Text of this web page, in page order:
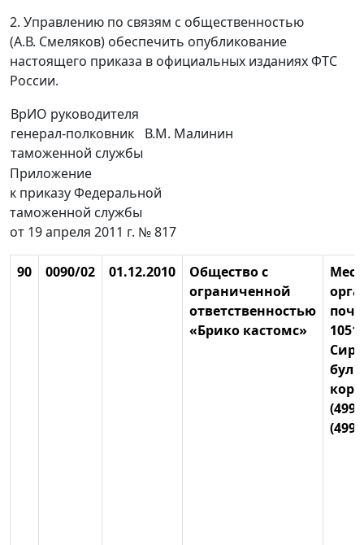
2. Управлению по связям с общественностью
(А.В. Смеляков) обеспечить опубликование
настоящего приказа в официальных изданиях ФТС
России.
ВрИО руководителя
генерал-полковник
таможенной службы
В.М. Малинин
Приложение
к приказу Федеральной
таможенной службы
от 19 апреля 2011 г. № 817
90 0090/02 01.12.2010
Общество с
ограниченной
ответственностью
«Брико кастомс»
(499)
(499)